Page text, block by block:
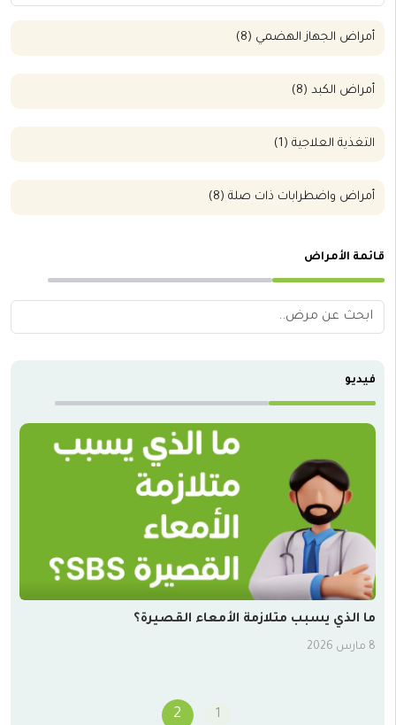
أمراض الجهاز الهضمي (8)
أمراض الكبد (8)
التغذية العلاجية (1)
أمراض واضطرابات ذات صلة (8)
قائمة الأمراض
فيديو
ما الذي يسبب متلازمة الأمعاء القصيرة؟
8 مارس 2026
1
2